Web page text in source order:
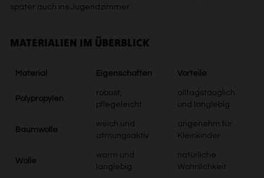
später auch ins Jugendzimmer.
MATERIALIEN IM ÜBERBLICK
Material Eigenschaften Vorteile
Polypropylen
robust,
pflegeleicht
alltagstauglich
und langlebig
Baumwolle
weich und
atmungsaktiv
angenehm für
Kleinkinder
Wolle
warm und
langlebig
natürliche
Wohnlichkeit